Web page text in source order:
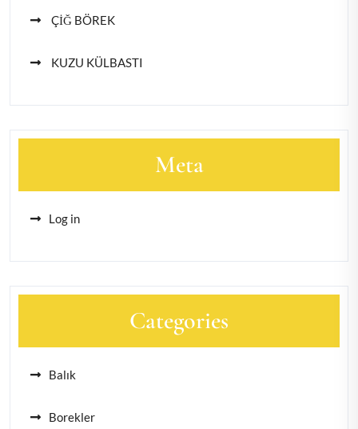
ÇİĞ BÖREK
KUZU KÜLBASTI
Meta
Log in
Categories
Balık
Borekler